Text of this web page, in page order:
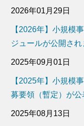
2026年01月29日
【2026年】小規模
ジュールが公開され
2025年09月01日
【2025年】小規模
募要領（暫定）が公
2025年08月13日